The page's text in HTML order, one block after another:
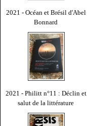
2021 - Océan et Brésil d'Abel
Bonnard
2021 - Philitt n°11 : Déclin et
salut de la littérature